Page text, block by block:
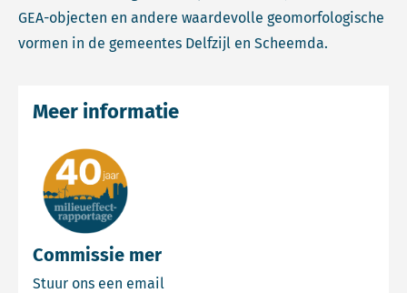
GEA-objecten en andere waardevolle geomorfologische
vormen in de gemeentes Delfzijl en Scheemda.
Commissie mer
Stuur ons een email
Meer informatie